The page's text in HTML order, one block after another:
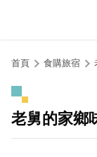
首頁 食購旅宿
老舅的家鄉